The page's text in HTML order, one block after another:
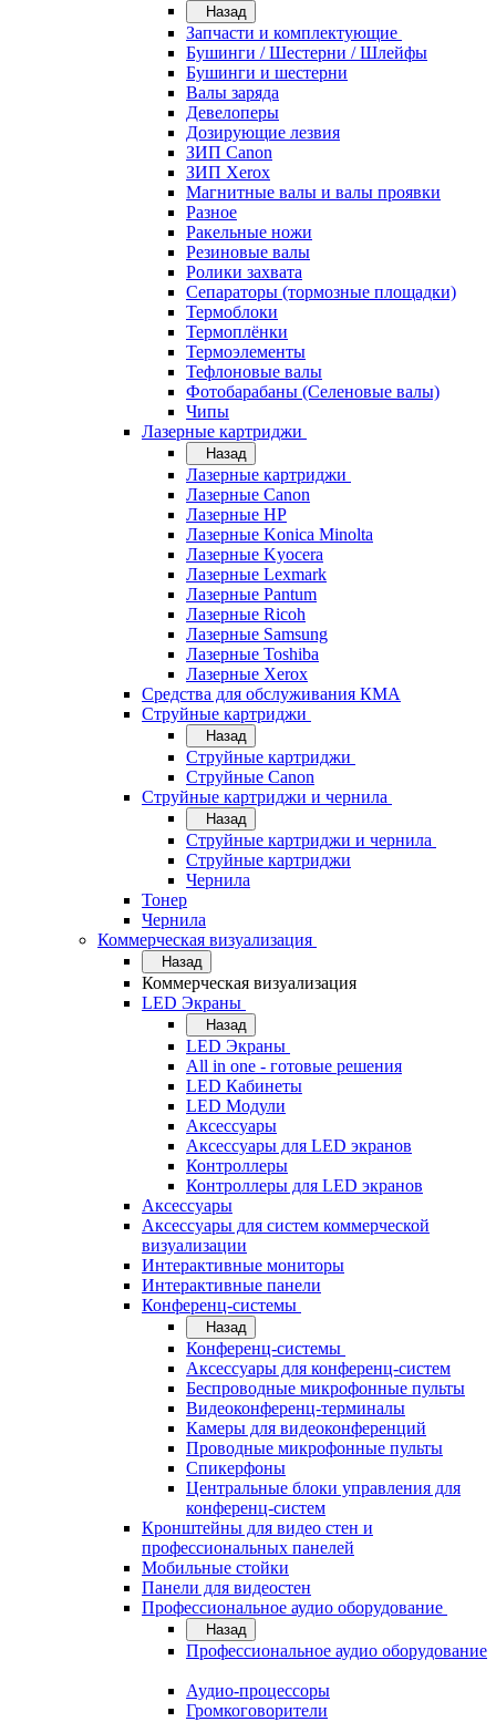
Назад
Запчасти и комплектующие
Бушинги / Шестерни / Шлейфы
Бушинги и шестерни
Валы заряда
Девелоперы
Дозирующие лезвия
ЗИП Canon
ЗИП Xerox
Магнитные валы и валы проявки
Разное
Ракельные ножи
Резиновые валы
Ролики захвата
Сепараторы (тормозные площадки)
Термоблоки
Термоплёнки
Термоэлементы
Тефлоновые валы
Фотобарабаны (Селеновые валы)
Чипы
Лазерные картриджи
Назад
Лазерные картриджи
Лазерные Canon
Лазерные HP
Лазерные Konica Minolta
Лазерные Kyocera
Лазерные Lexmark
Лазерные Pantum
Лазерные Ricoh
Лазерные Samsung
Лазерные Toshiba
Лазерные Xerox
Средства для обслуживания КМА
Струйные картриджи
Назад
Струйные картриджи
Струйные Canon
Струйные картриджи и чернила
Назад
Струйные картриджи и чернила
Струйные картриджи
Чернила
Тонер
Чернила
Коммерческая визуализация
Назад
Коммерческая визуализация
LED Экраны
Назад
LED Экраны
All in one - готовые решения
LED Кабинеты
LED Модули
Аксессуары
Аксессуары для LED экранов
Контроллеры
Контроллеры для LED экранов
Аксессуары
Аксессуары для систем коммерческой
визуализации
Интерактивные мониторы
Интерактивные панели
Конференц-системы
Назад
Конференц-системы
Аксессуары для конференц-систем
Беспроводные микрофонные пульты
Видеоконференц-терминалы
Камеры для видеоконференций
Проводные микрофонные пульты
Спикерфоны
Центральные блоки управления для
конференц-систем
Кронштейны для видео стен и
профессиональных панелей
Мобильные стойки
Панели для видеостен
Профессиональное аудио оборудование
Назад
Профессиональное аудио оборудование
Аудио-процессоры
Громкоговорители